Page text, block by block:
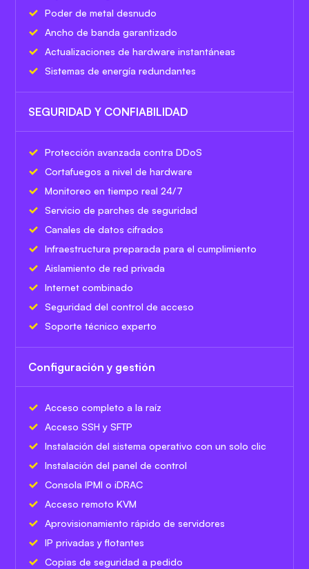
Poder de metal desnudo
Ancho de banda garantizado
Actualizaciones de hardware instantáneas
Sistemas de energía redundantes
SEGURIDAD Y CONFIABILIDAD
Protección avanzada contra DDoS
Cortafuegos a nivel de hardware
Monitoreo en tiempo real 24/7
Servicio de parches de seguridad
Canales de datos cifrados
Infraestructura preparada para el cumplimiento
Aislamiento de red privada
Internet combinado
Seguridad del control de acceso
Soporte técnico experto
Configuración y gestión
Acceso completo a la raíz
Acceso SSH y SFTP
Instalación del sistema operativo con un solo clic
Instalación del panel de control
Consola IPMI o iDRAC
Acceso remoto KVM
Aprovisionamiento rápido de servidores
IP privadas y flotantes
Copias de seguridad a pedido